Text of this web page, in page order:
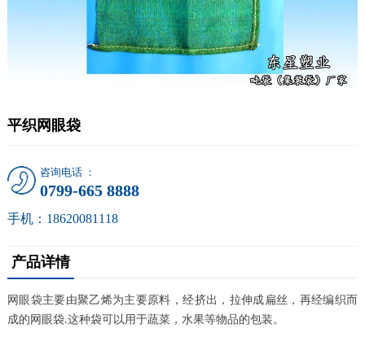
平织网眼袋
咨询电话 ：
0799-665 8888
手机：18620081118
产品详情
网眼袋主要由聚乙烯为主要原料，经挤出，拉伸成扁丝，再经编织而
成的网眼袋.这种袋可以用于蔬菜，水果等物品的包装。